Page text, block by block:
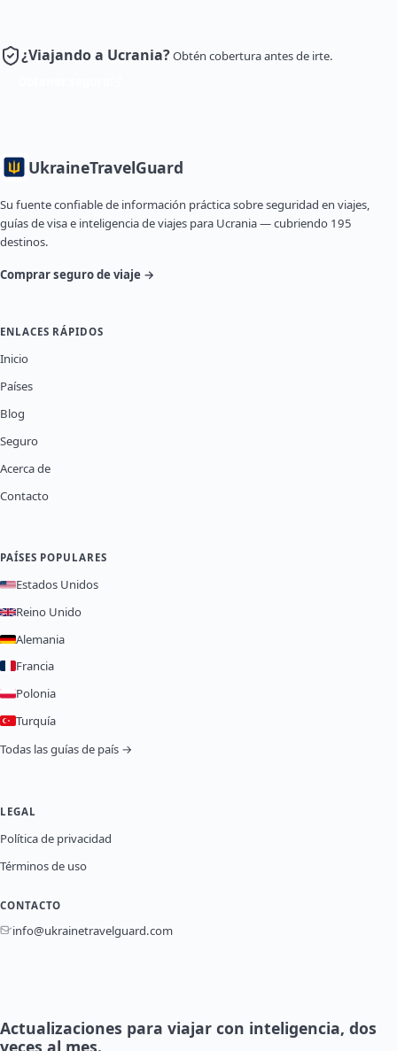
¿Viajando a Ucrania?Obtén cobertura antes de irte.
UkraineTravelGuard
Su fuente confiable de información práctica sobre seguridad en viajes,
guías de visa e inteligencia de viajes para Ucrania — cubriendo 195
destinos.
Comprar seguro de viaje →
ENLACES RÁPIDOS
Inicio
Países
Blog
Seguro
Acerca de
Contacto
PAÍSES POPULARES
Estados Unidos
Reino Unido
Alemania
Francia
Polonia
Turquía
Todas las guías de país →
LEGAL
Política de privacidad
Términos de uso
CONTACTO
info@ukrainetravelguard.com
Actualizaciones para viajar con inteligencia, dos
veces al mes.